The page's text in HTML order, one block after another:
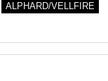
ALPHARD/VELLFIRE